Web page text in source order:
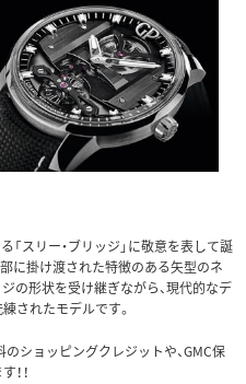
スリー・ブリッジ」に敬意を表して誕
に掛け渡された特徴のある矢型のネ
の形状を受け継ぎながら、現代的なデ
されたモデルです。
ショッピングクレジットや、GMC保
！